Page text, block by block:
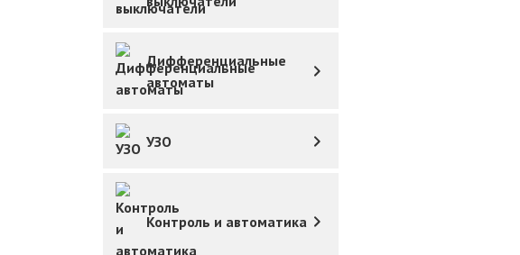
Дифференциальные
автоматы
УЗО
Контроль и автоматика